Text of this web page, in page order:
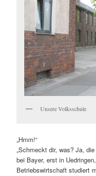
Unsere Volksschule
„Hmm!“
„Schmeckt dir, was? Ja,
bei Bayer, erst in
Betriebswirtschaft studiert